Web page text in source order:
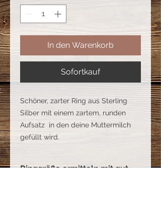
In den Warenkorb
Sofortkauf
Schöner, zarter Ring aus Sterling
Silber mit einem zartem, runden
Aufsatz in den deine Muttermilch
gefüllt wird.
Ringgröße ermitteln mit gut